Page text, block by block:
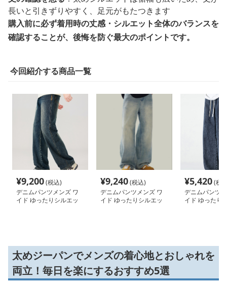
長いと引きずりやすく、足元がもたつきます
購入前に必ず着用時の丈感・シルエット全体のバランスを
確認することが、後悔を防ぐ最大のポイントです。
今回紹介する商品一覧
¥9,200(税込)
デニムパンツメンズ ワ
イド ゆったりシルエッ
¥9,240(税込)
デニムパンツメンズ ワ
イド ゆったりシルエッ
¥5,420(税
デニムパンツ
イド ゆったり
太めジーパンでメンズの着心地とおしゃれを
両立！毎日を楽にするおすすめ5選